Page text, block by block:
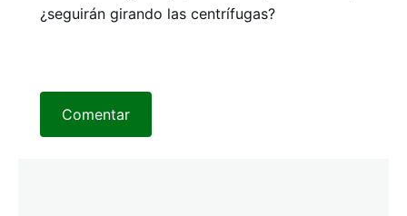
¿seguirán girando las centrífugas?
Comentar